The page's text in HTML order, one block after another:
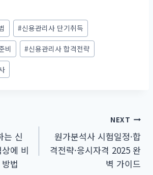
#신용관리사 단기취득
비 #신용관리사 합격전략
는 신
에 비
법
NEXT
원가분석사 시험일정·합
격전략·응시자격 2025 완
벽 가이드